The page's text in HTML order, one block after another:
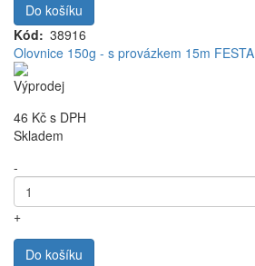
Do košíku
Kód
38916
Olovnice 150g - s provázkem 15m FESTA
Výprodej
46 Kč s DPH
Skladem
-
+
Do košíku